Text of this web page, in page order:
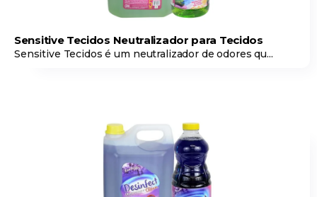
Sensitive Tecidos Neutralizador para Tecidos
Sensitive Tecidos é um neutralizador de odores qu...